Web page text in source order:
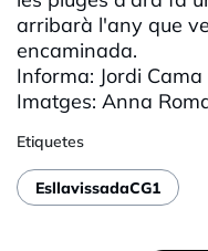
arribarà l'any que
encaminada.
Informa: Jordi Cama
Imatges: Anna
Etiquetes
EsllavissadaCG1